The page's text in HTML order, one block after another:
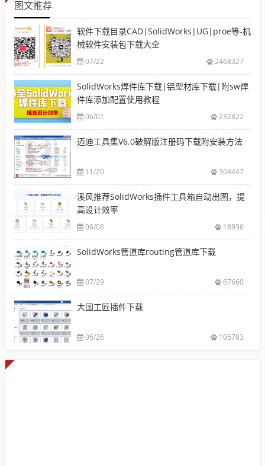
图文推荐
软件下载目录CAD|SolidWorks|UG|proe等-机
械软件安装包下载大全
07/22 2468327
SolidWorks焊件库下载|铝型材库下载|附sw焊
件库添加配置使用教程
06/01 232822
迈迪工具集V6.0破解版注册码下载附安装方法
11/20 304447
溪风推荐SolidWorks插件工具箱自动出图，提
高设计效率
06/08 18936
SolidWorks管道库routing管道库下载
07/29 67660
大国工匠插件下载
06/26 105783